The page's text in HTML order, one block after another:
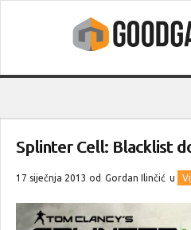
Splinter Cell: Blacklist
17 siječnja 2013 od Gordan Ilinčić u